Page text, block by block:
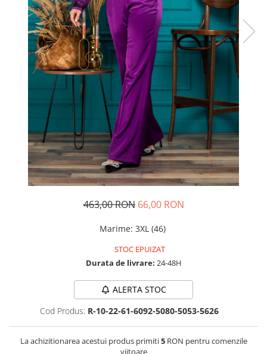
Rochii din dantela
Rochii din tafta
Rochii cu paiete
Rochii din tul
Rochii din catifea
Rochii din Barbie/Bistrech
Rochii din saten
Rochii voal
Rochii cu imprimeu
463,00 RON 66,00 RON
Marime: 3XL (46)
STOC EPUIZAT
Durata de livrare: 24-48H
ALERTA STOC
Cod Produs: R-10-22-61-6092-5080-5053-5626
La achizitionarea acestui produs primiti5RON pentru comenzile
viitoare